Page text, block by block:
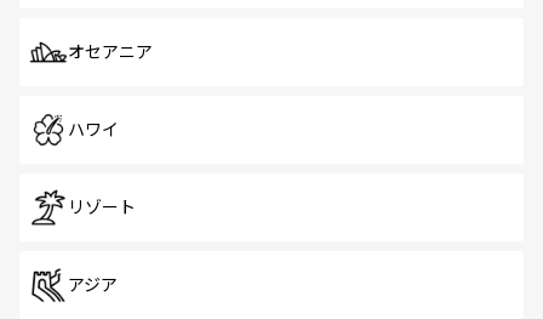
オセアニア
ハワイ
リゾート
アジア